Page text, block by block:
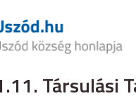
Társulási